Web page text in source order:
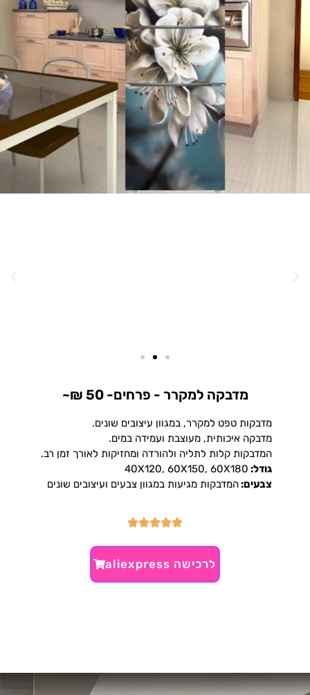
מדבקה למקרר - פרחים- 50 ₪~
מדבקות טפט למקרר, במגוון עיצובים שונים.
מדבקה איכותית, מעוצבת ועמידה במים.
המדבקות קלות לתליה ולהורדה ומחזיקות לאורך זמן רב.
גודל: 40X120, 60X150, 60X180
צבעים:המדבקות מגיעות במגוון צבעים ועיצובים שונים
לרכישה aliexpress